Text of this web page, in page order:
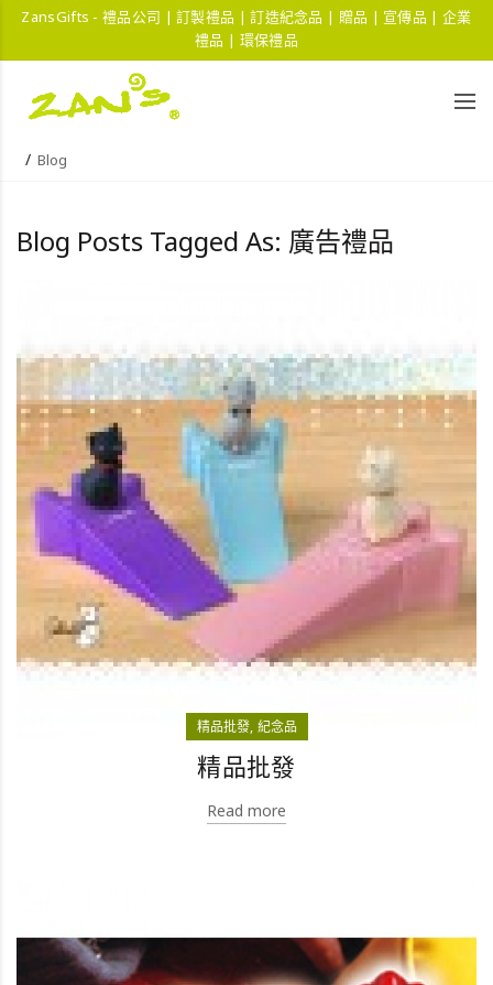
ZansGifts - 禮品公司 | 訂製禮品 | 訂造紀念品 | 贈品 | 宣傳品 | 企業
禮品 | 環保禮品
Blog
Blog Posts Tagged As: 廣告禮品
精品批發 紀念品
精品批發
Read more